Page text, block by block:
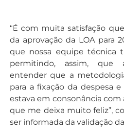
“É com muita satisfação
da aprovação da LOA para
que nossa equipe técnica
permitindo, assim, que
entender que a
para a fixação da despesa
estava em consonância com
que me deixa muito feliz”,
ser informada da validação